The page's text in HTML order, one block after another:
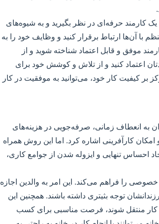
یک کارمند حرفه‌ای در نظر بگیرید و به شیوه‌های
با آن‌ها ارتباط برقرار کنید و وظایف خود را به
موفق و قابل اعتماد شناخته شوید و از
اعتماد کنید و از تلاش و کوشش خود برای
کیفیت کار خود، می‌توانید به موفقیت در کار
به انعطاف زمانی، صرفه‌جویی در هزینه‌های
کارآفرینی اشاره کرد. اما این روش همراه
احساس تنهایی و ایزوله شدن از جوامع کاری،
را فراهم می‌کند. این امر به والدین اجازه
توجه بثیتری داشته باشند. همچنین این
کار منتقل شوند، فرصت مناسبی برای کسب